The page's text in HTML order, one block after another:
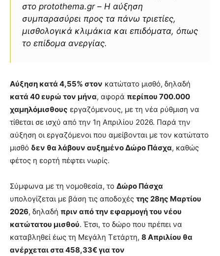
στο protothema.gr – Η αύξηση
συμπαρασύρει προς τα πάνω τριετίες,
μισθολογικά κλιμάκια και επιδόματα, όπως
το επίδομα ανεργίας.
Αύξηση κατά 4,55% στον κατώτατο μισθό, δηλαδή
κατά 40 ευρώ τον μήνα, αφορά περίπου 700.000
χαμηλόμισθους εργαζόμενους, με τη νέα ρύθμιση να
τίθεται σε ισχύ από την 1η Απριλίου 2026. Παρά την
αύξηση οι εργαζόμενοι που αμείβονται με τον κατώτατο
μισθό δεν θα λάβουν αυξημένο Δώρο Πάσχα, καθώς
φέτος η εορτή πέφτει νωρίς.
Σύμφωνα με τη νομοθεσία, το Δώρο Πάσχα
υπολογίζεται με βάση τις αποδοχές της 28ης Μαρτίου
2026, δηλαδή πριν από την εφαρμογή του νέου
κατώτατου μισθού. Έτσι, το δώρο που πρέπει να
καταβληθεί έως τη Μεγάλη Τετάρτη, 8 Απριλίου θα
ανέρχεται στα 458,33€ για τον